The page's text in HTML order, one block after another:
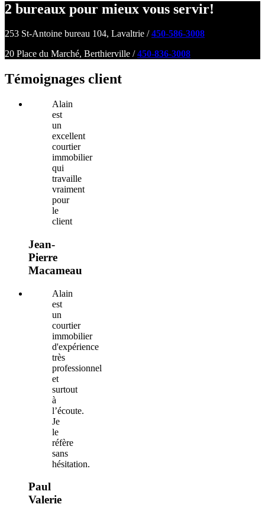
2 bureaux pour mieux vous servir!
253 St-Antoine bureau 104, Lavaltrie /450-586-3008
20 Place du Marché, Berthierville /450-836-3008
Témoignages client
Alain
est
un
excellent
courtier
immobilier
qui
travaille
vraiment
pour
le
client
Jean-
Pierre
Macameau
Alain
est
un
courtier
immobilier
d'expérience
très
professionnel
et
surtout
à
l’écoute.
Je
le
réfère
sans
hésitation.
Paul
Valerie